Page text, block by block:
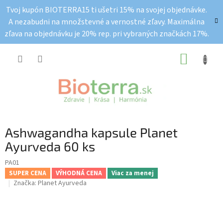
obsah
Tvoj kupón BIOTERRA15 ti ušetri 15% na svojej objednávke.
A nezabudni na množstevné a vernostné zľavy. Maximálna
zľava na objednávku je 20% rep. pri vybraných značkách 17%.
Ashwagandha kapsule Planet
Ayurveda 60 ks
PA01
SUPER CENA VÝHODNÁ CENA Viac za menej
Značka: Planet Ayurveda